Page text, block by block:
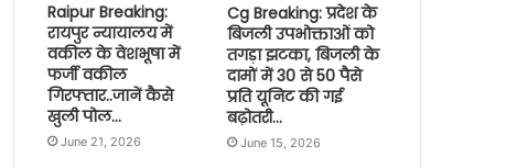
Raipur Breaking:
रायपुर न्यायालय में
वकील के वेशभूषा में
फर्जी वकील
गिरफ्तार..जानें कैसे
खुली पोल…
June 21, 2026
Cg Breaking: प्रदेश के
बिजली उपभोक्ताओं को
तगड़ा झटका, बिजली के
दामों में 30 से 50 पैसे
प्रति यूनिट की गई
बढ़ोतरी…
June 15, 2026